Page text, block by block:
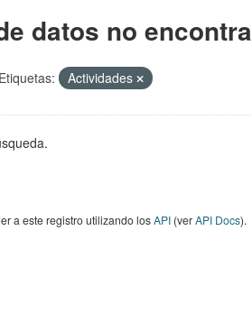
datos no
Etiquetas: Actividades
a este registro utilizando losAPI(verAPI Docs).